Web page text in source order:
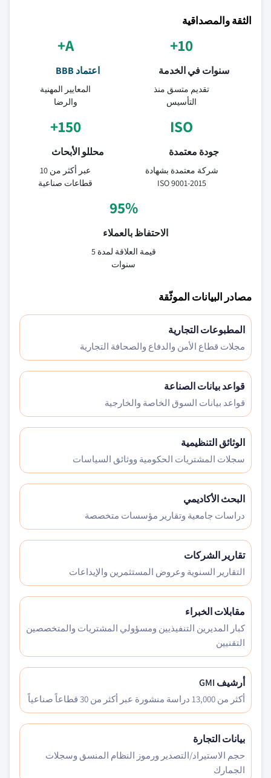
الثقة والمصداقية
10+
سنوات في الخدمة
تقديم متسق منذ
التأسيس
A+
اعتماد BBB
المعايير المهنية
والرضا
ISO
جودة معتمدة
شركة معتمدة بشهادة
ISO 9001-2015
150+
محللو الأبحاث
عبر أكثر من 10
قطاعات صناعية
95%
الاحتفاظ بالعملاء
قيمة العلاقة لمدة 5
سنوات
مصادر البيانات الموثّقة
المطبوعات التجارية
مجلات قطاع الأمن والدفاع والصحافة التجارية
قواعد بيانات الصناعة
قواعد بيانات السوق الخاصة والخارجية
الوثائق التنظيمية
سجلات المشتريات الحكومية ووثائق السياسات
البحث الأكاديمي
دراسات جامعية وتقارير مؤسسات متخصصة
تقارير الشركات
التقارير السنوية وعروض المستثمرين والإيداعات
مقابلات الخبراء
كبار المديرين التنفيذيين ومسؤولي المشتريات والمتخصصين
التقنيين
أرشيف GMI
أكثر من 13,000 دراسة منشورة عبر أكثر من 30 قطاعاً صناعياً
بيانات التجارة
حجم الاستيراد/التصدير ورموز النظام المنسق وسجلات
الجمارك